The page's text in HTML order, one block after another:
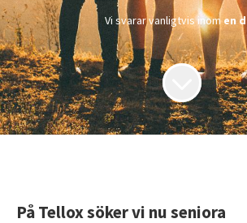
Vi svarar vanligtvis inomen
PåTelloxsöker vi nu seniora